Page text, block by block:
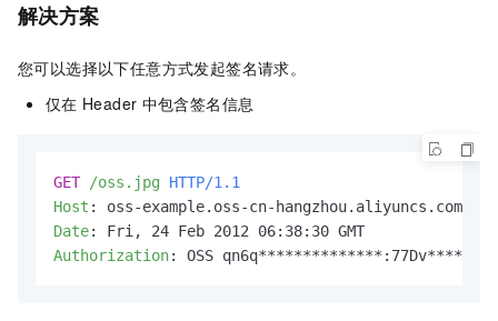
解决方案
您可以选择以下任意方式发起签名请求。
仅在 Header 中包含签名信息
GET /oss.jpg
HTTP/1.1
Host :
Date:
Authorization: OSS